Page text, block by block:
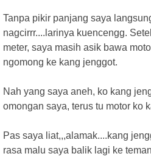
Tanpa pikir panjang saya
nagcirrr....larinya kuencengg.
meter, saya masih asik bawa
ngomong ke kang jenggot.
Nah yang saya aneh, ko kang
omongan saya, terus tu motor ko
Pas saya liat,,,alamak....kang
rasa malu saya balik lagi ke